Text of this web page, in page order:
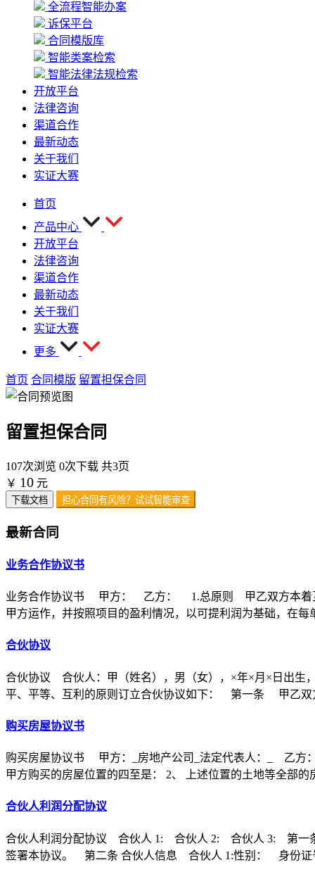
全流程智能办案
诉保平台
合同模版库
智能类案检索
智能法律法规检索
开放平台
法律咨询
渠道合作
最新动态
关于我们
实证大赛
首页
产品中心
开放平台
法律咨询
渠道合作
最新动态
关于我们
实证大赛
更多
首页 合同模版 留置担保合同
留置担保合同
107次浏览 0次下载 共3页
￥ 10 元
下载文档 担心合同有风险？试试智能审查
最新合同
业务合作协议书
业务合作协议书 甲方： 乙方： 1.总原则 甲乙双方本着互
甲方运作，并按照项目的盈利情况，以可提利润为基础，在每
合伙协议
合伙协议 合伙人：甲（姓名），男（女），×年×月×日出
平、平等、互利的原则订立合伙协议如下： 第一条 甲乙双
购买房屋协议书
购买房屋协议书 甲方：_房地产公司_法定代表人：_ 乙方
甲方购买的房屋位置的四至是： 2、 上述位置的土地等全部的
合伙人利润分配协议
合伙人利润分配协议 合伙人 1: 合伙人 2: 合伙人 3: 第一条
签署本协议。 第二条 合伙人信息 合伙人 1:性别： 身份